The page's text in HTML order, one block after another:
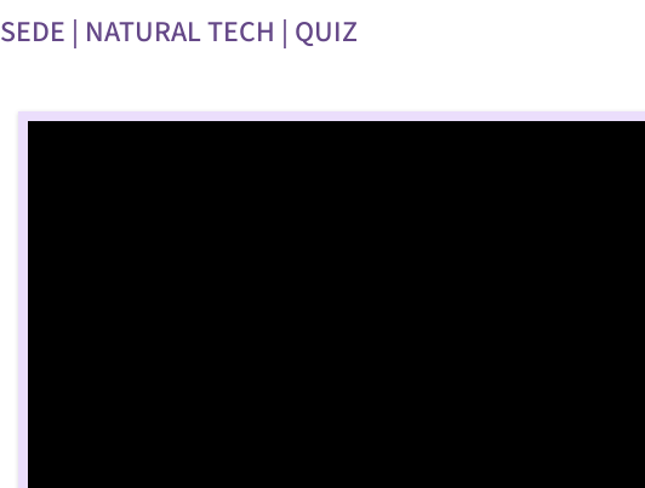
SEDE | NATURAL TECH | QUIZ